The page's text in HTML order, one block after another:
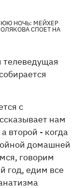
телеведущая
с
нам
второй - когда
домашней
говорим
год, едим все